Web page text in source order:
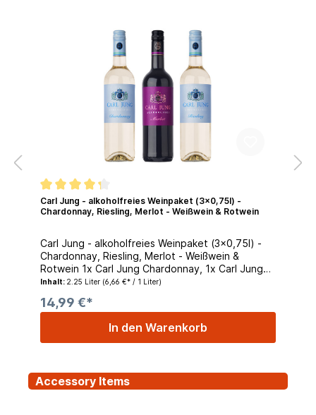
Carl Jung - alkoholfreies Weinpaket (3x0,75l) -
Chardonnay, Riesling, Merlot - Weißwein & Rotwein
Carl Jung - alkoholfreies Weinpaket (3x0,75l) -
Chardonnay, Riesling, Merlot - Weißwein &
Rotwein 1x Carl Jung Chardonnay, 1x Carl Jung
Merlot, 1x Carl Jung Riesling. Alkoholfreier Wein -
schonend entzogen - Das Resultat: Voller
diesen sorgfältig ausgesuchten alkoholfreien
Weinen mit einem besonderen Verfahren, bei
schonende Art und Weise entzogen werden.Ein
besonders positiver Nebeneffekt ist, das diese
Inhalt: 2.25 Liter (6,66 €* / 1 Liter)
14,99 €*
In den Warenkorb
Accessory Items